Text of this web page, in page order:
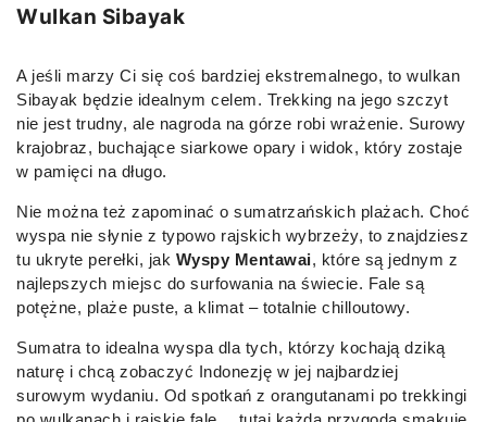
Wulkan Sibayak
A jeśli marzy Ci się coś bardziej ekstremalnego, to wulkan
Sibayak będzie idealnym celem. Trekking na jego szczyt
nie jest trudny, ale nagroda na górze robi wrażenie. Surowy
krajobraz, buchające siarkowe opary i widok, który zostaje
w pamięci na długo.
Nie można też zapominać o sumatrzańskich plażach. Choć
wyspa nie słynie z typowo rajskich wybrzeży, to znajdziesz
tu ukryte perełki, jak Wyspy Mentawai, które są jednym z
najlepszych miejsc do surfowania na świecie. Fale są
potężne, plaże puste, a klimat – totalnie chilloutowy.
Sumatra to idealna wyspa dla tych, którzy kochają dziką
naturę i chcą zobaczyć Indonezję w jej najbardziej
surowym wydaniu. Od spotkań z orangutanami po trekkingi